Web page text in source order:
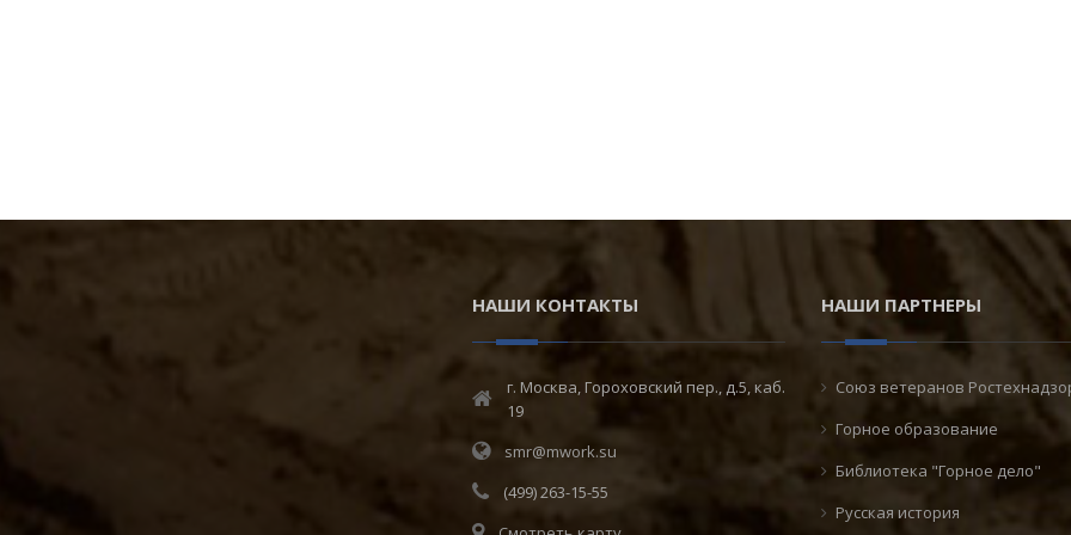
НАШИ КОНТАКТЫ
г. Москва, Гороховский пер., д.5, каб.
19
smr@mwork.su
(499) 263-15-55
НАШИ ПАРТНЕРЫ
Союз ветеранов
Горное образование
Библиотека "Горное дело"
Русская история